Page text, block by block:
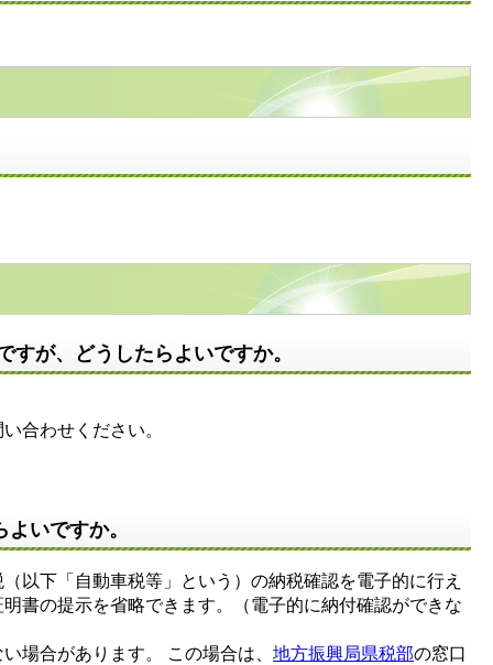
が、どうしたらよいですか。
合わせください。
いですか。
以下「自動車税等」という）の納税確認を電子的に行え
書の提示を省略できます。（電子的に納付確認ができな
場合があります。 この場合は、 地方振興局県税部の窓口